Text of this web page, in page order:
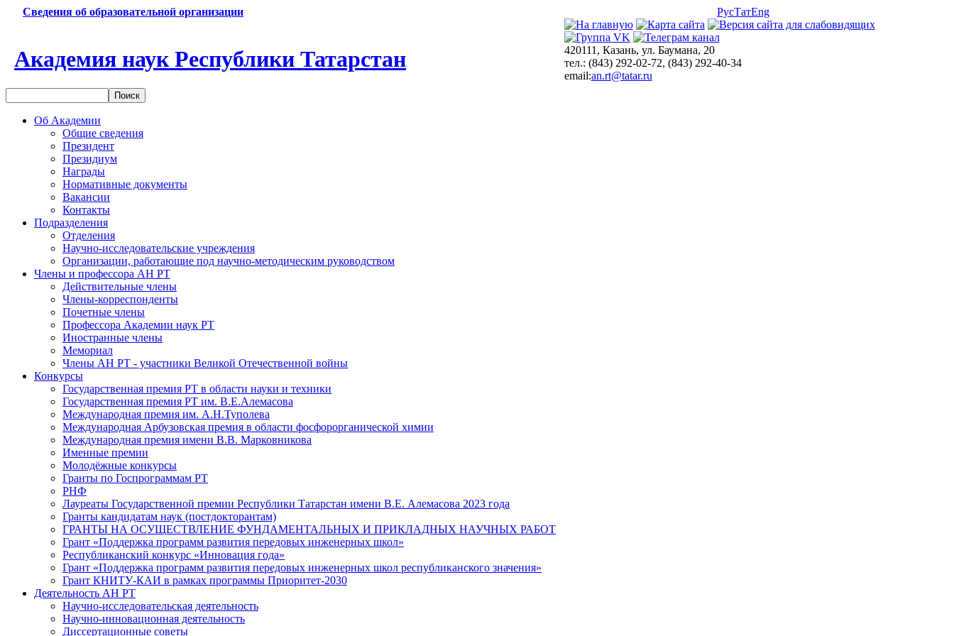
Сведения об образовательной организации РусТатEng
Академия наук Республики Татарстан
420111, Казань, ул. Баумана, 20
тел.: (843) 292-02-72, (843) 292-40-34
email:an.rt@tatar.ru
Об Академии
Общие сведения
Президент
Президиум
Награды
Нормативные документы
Вакансии
Контакты
Подразделения
Отделения
Научно-исследовательские учреждения
Организации, работающие под научно-методическим руководством
Члены и профессора АН РТ
Действительные члены
Члены-корреспонденты
Почетные члены
Профессора Академии наук РТ
Иностранные члены
Мемориал
Члены АН РТ - участники Великой Отечественной войны
Конкурсы
Государственная премия РТ в области науки и техники
Государственная премия РТ им. В.Е.Алемасова
Международная премия им. А.Н.Туполева
Международная Арбузовская премия в области фосфорорганической химии
Международная премия имени В.В. Марковникова
Именные премии
Молодёжные конкурсы
Гранты по Госпрограммам РТ
РНФ
Лауреаты Государственной премии Республики Татарстан имени В.Е. Алемасова 2023 года
Гранты кандидатам наук (постдокторантам)
ГРАНТЫ НА ОСУЩЕСТВЛЕНИЕ ФУНДАМЕНТАЛЬНЫХ И ПРИКЛАДНЫХ НАУЧНЫХ РАБОТ
Грант «Поддержка программ развития передовых инженерных школ»
Республиканский конкурс «Инновация года»
Грант «Поддержка программ развития передовых инженерных школ республиканского значения»
Грант КНИТУ-КАИ в рамках программы Приоритет-2030
Деятельность АН РТ
Научно-исследовательская деятельность
Научно-инновационная деятельность
Диссертационные советы